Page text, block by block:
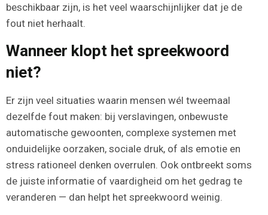
beschikbaar zijn, is het veel waarschijnlijker dat je de
fout niet herhaalt.
Wanneer klopt het spreekwoord
niet?
Er zijn veel situaties waarin mensen wél tweemaal
dezelfde fout maken: bij verslavingen, onbewuste
automatische gewoonten, complexe systemen met
onduidelijke oorzaken, sociale druk, of als emotie en
stress rationeel denken overrulen. Ook ontbreekt soms
de juiste informatie of vaardigheid om het gedrag te
veranderen — dan helpt het spreekwoord weinig.